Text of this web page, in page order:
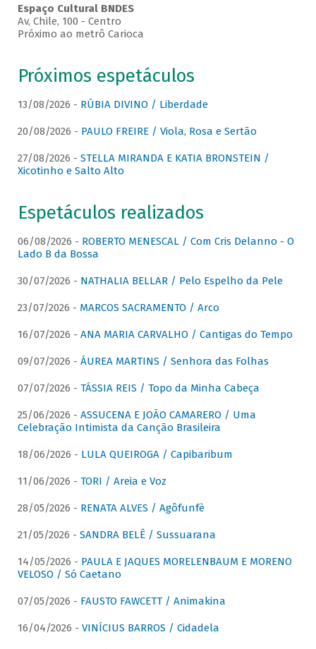
Espaço Cultural BNDES
Av, Chile, 100 - Centro
Próximo ao metrô Carioca
Próximos espetáculos
13/08/2026 - RÚBIA DIVINO / Liberdade
20/08/2026 - PAULO FREIRE / Viola, Rosa e Sertão
27/08/2026 - STELLA MIRANDA E KATIA BRONSTEIN /
Xicotinho e Salto Alto
Espetáculos realizados
06/08/2026 - ROBERTO MENESCAL / Com Cris Delanno - O
Lado B da Bossa
30/07/2026 - NATHALIA BELLAR / Pelo Espelho da Pele
23/07/2026 - MARCOS SACRAMENTO / Arco
16/07/2026 - ANA MARIA CARVALHO / Cantigas do Tempo
09/07/2026 - ÁUREA MARTINS / Senhora das Folhas
07/07/2026 - TÁSSIA REIS / Topo da Minha Cabeça
25/06/2026 - ASSUCENA E JOÃO CAMARERO / Uma
Celebração Intimista da Canção Brasileira
18/06/2026 - LULA QUEIROGA / Capibaribum
11/06/2026 - TORI / Areia e Voz
28/05/2026 - RENATA ALVES / Agôfunfè
21/05/2026 - SANDRA BELÊ / Sussuarana
14/05/2026 - PAULA E JAQUES MORELENBAUM E MORENO
VELOSO / Só Caetano
07/05/2026 - FAUSTO FAWCETT / Animakina
16/04/2026 - VINÍCIUS BARROS / Cidadela